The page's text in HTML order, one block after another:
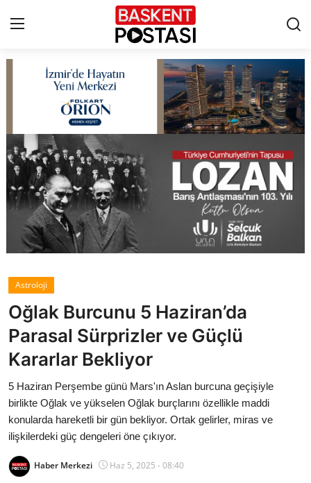
Çerez Politikası
Künye
Ankara
TBMM
Cumhurbaşkanlığı
Bakanlıklar
Siyasi Partiler
Mülki İdare
Toplum ve Yaşam
Sivil Toplum Kuruluşları
Astroloji
Oğlak Burcunu 5 Haziran’da
Parasal Sürprizler ve Güçlü
Kararlar Bekliyor
5 Haziran Perşembe günü Mars'ın Aslan burcuna geçişiyle
birlikte Oğlak ve yükselen Oğlak burçlarını özellikle maddi
konularda hareketli bir gün bekliyor. Ortak gelirler, miras ve
ilişkilerdeki güç dengeleri öne çıkıyor.
Haber Merkezi Haz 5, 2025 - 08:40